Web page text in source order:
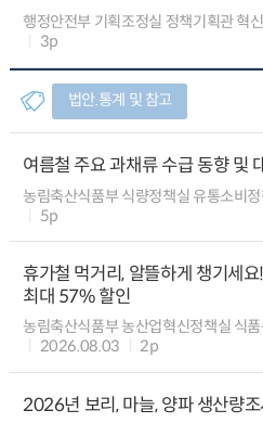
행정안전부 기획조정실 정책기획관 혁
3p
법안.통계 및 참고
여름철 주요 과채류 수급 동향 및
농림축산식품부 식량정책실 유통소비
5p
휴가철 먹거리, 알뜰하게 챙기세
최대 57% 할인
농림축산식품부 농산업혁신정책실 식
2026.08.03
2p
2026년 보리, 마늘, 양파 생산량